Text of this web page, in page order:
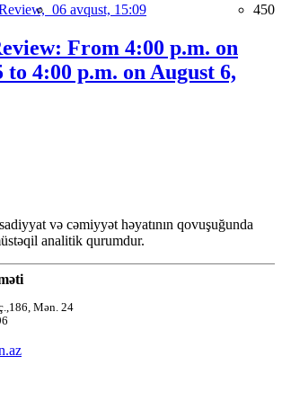
06 avqust, 15:09 450
From 4:00 p.m. on
to 4:00 p.m. on August 6,
və cəmiyyət həyatının qovuşuğunda
analitik qurumdur.
Mən. 24